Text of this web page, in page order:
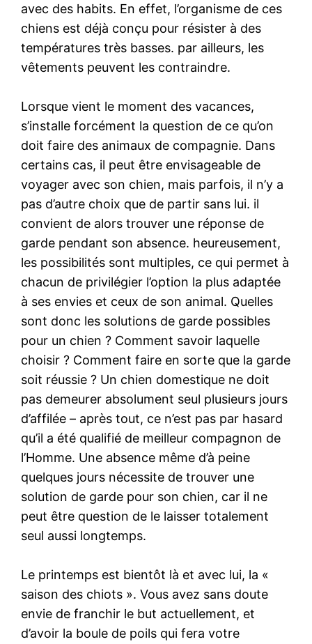
avec des habits. En effet, l’organisme de ces
chiens est déjà conçu pour résister à des
températures très basses. par ailleurs, les
vêtements peuvent les contraindre.
Lorsque vient le moment des vacances,
s’installe forcément la question de ce qu’on
doit faire des animaux de compagnie. Dans
certains cas, il peut être envisageable de
voyager avec son chien, mais parfois, il n’y a
pas d’autre choix que de partir sans lui. il
convient de alors trouver une réponse de
garde pendant son absence. heureusement,
les possibilités sont multiples, ce qui permet à
chacun de privilégier l’option la plus adaptée
à ses envies et ceux de son animal. Quelles
sont donc les solutions de garde possibles
pour un chien ? Comment savoir laquelle
choisir ? Comment faire en sorte que la garde
soit réussie ? Un chien domestique ne doit
pas demeurer absolument seul plusieurs jours
d’affilée – après tout, ce n’est pas par hasard
qu’il a été qualifié de meilleur compagnon de
l’Homme. Une absence même d’à peine
quelques jours nécessite de trouver une
solution de garde pour son chien, car il ne
peut être question de le laisser totalement
seul aussi longtemps.
Le printemps est bientôt là et avec lui, la «
saison des chiots ». Vous avez sans doute
envie de franchir le but actuellement, et
d’avoir la boule de poils qui fera votre